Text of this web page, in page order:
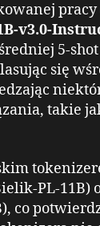
v3.0-
5-
się
takie
PL-11B)
co